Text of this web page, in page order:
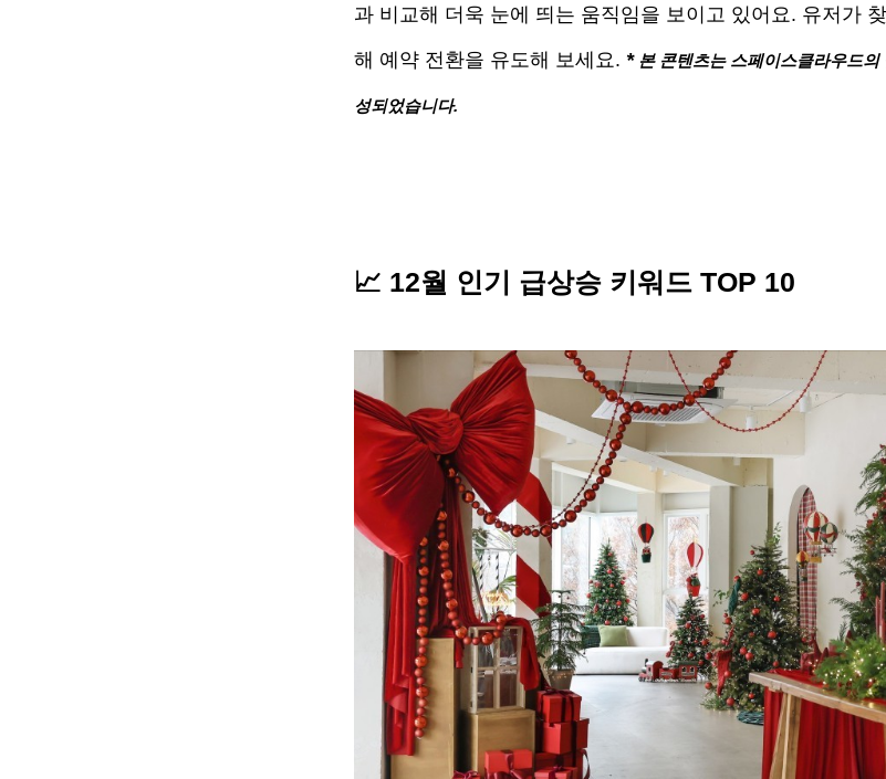
과 비교해 더욱 눈에 띄는 움직임을 보이고 있어요. 유저가
해 예약 전환을 유도해 보세요. * 본 콘텐츠는 스페이스클라우드의
성되었습니다.
📈 12월 인기 급상승 키워드 TOP 10